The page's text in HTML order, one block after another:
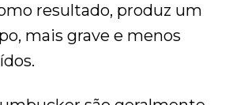
resultado, produz um
mais grave e menos